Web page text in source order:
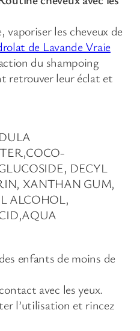
vaporiser les cheveux de
de Lavande Vraie
du shampoing
retrouver leur éclat et
DECYL
XANTHAN GUM,
ALCOHOL,
enfants de moins de
avec les yeux.
l’utilisation et rincez